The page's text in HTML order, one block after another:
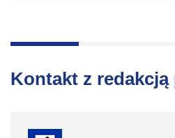
Kontakt z redakcją